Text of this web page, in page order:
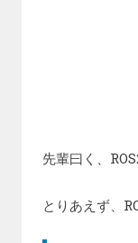
先輩曰く、
とりあえず、